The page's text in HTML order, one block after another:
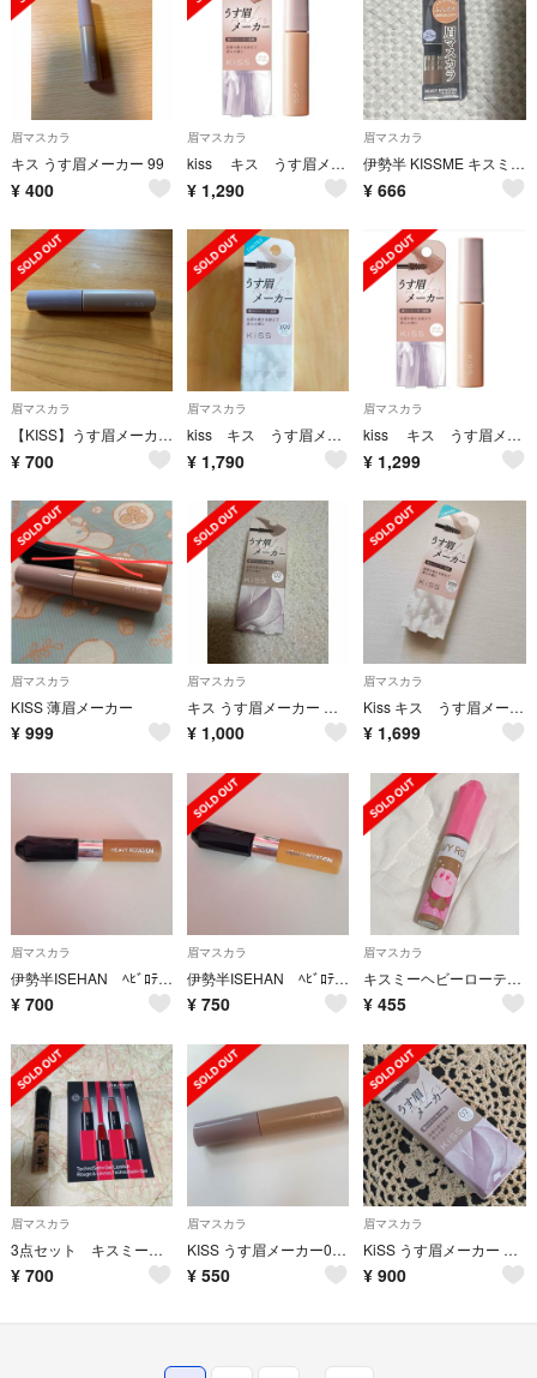
眉マスカラ
キス うす眉メーカー 99
¥ 400
眉マスカラ
kiss キス うす眉メーカー 01 ピンクベージュ
¥ 1,290
眉マスカラ
伊勢半 KISSME キスミー 眉マスカラ サンプル
¥ 666
眉マスカラ
【KISS】うす眉メーカー 02
¥ 700
眉マスカラ
kiss キス うす眉メーカーX X99 スノウベージュ 数量限定
¥ 1,790
眉マスカラ
kiss キス うす眉メーカー 01 ピンクベージュ
¥ 1,299
眉マスカラ
KISS 薄眉メーカー
¥ 999
眉マスカラ
キス うす眉メーカー アッシュベージュ02(6g)
¥ 1,000
眉マスカラ
Kiss キス うす眉メーカー X99 スノウベージュ 限定
¥ 1,699
眉マスカラ
伊勢半ISEHAN ﾍﾋﾞﾛﾃCｱｲﾌﾞﾛｳEX05 ライトブラウン
¥ 700
眉マスカラ
伊勢半ISEHAN ﾍﾋﾞﾛﾃCｱｲﾌﾞﾛｳEX01 イエローブラウン
¥ 750
眉マスカラ
キスミーヘビーローテーションカラーリングアイブロウEX
¥ 455
眉マスカラ
3点セット キスミーヘビーローテーションカラーリングアイブロウ テクノサテン
¥ 700
眉マスカラ
KISS うす眉メーカー02アッシュベージュ 9割残
¥ 550
眉マスカラ
KiSS うす眉メーカー 02アッシュベージュ
¥ 900